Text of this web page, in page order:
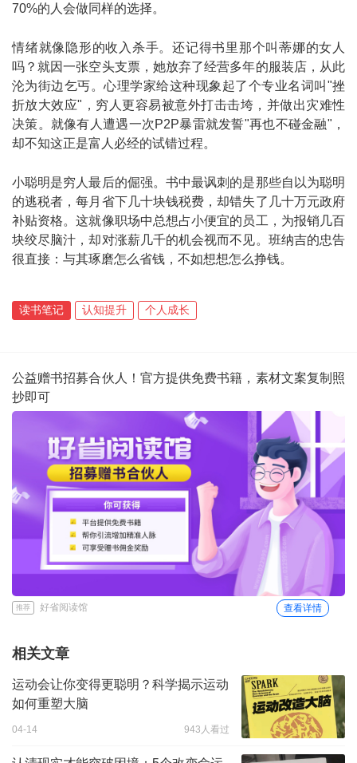
70%的人会做同样的选择。
情绪就像隐形的收入杀手。还记得书里那个叫蒂娜的女人
吗？就因一张空头支票，她放弃了经营多年的服装店，从此
沦为街边乞丐。心理学家给这种现象起了个专业名词叫"挫
折放大效应"，穷人更容易被意外打击击垮，并做出灾难性
决策。就像有人遭遇一次P2P暴雷就发誓"再也不碰金融"，
却不知这正是富人必经的试错过程。
小聪明是穷人最后的倔强。书中最讽刺的是那些自以为聪明
的逃税者，每月省下几十块钱税费，却错失了几十万元政府
补贴资格。这就像职场中总想占小便宜的员工，为报销几百
块绞尽脑汁，却对涨薪几千的机会视而不见。班纳吉的忠告
很直接：与其琢磨怎么省钱，不如想想怎么挣钱。
读书笔记 认知提升 个人成长
公益赠书招募合伙人！官方提供免费书籍，素材文案复制照
抄即可
推荐 好省阅读馆 查看详情
相关文章
运动会让你变得更聪明？科学揭示运动
如何重塑大脑
04-14 943人看过